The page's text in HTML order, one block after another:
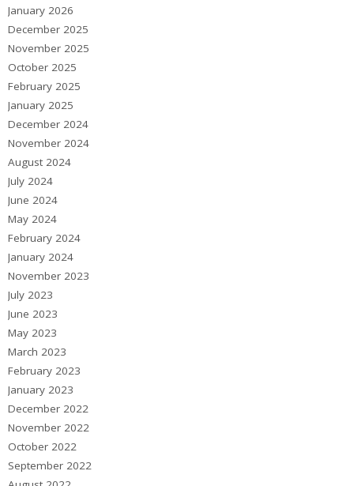
January 2026
December 2025
November 2025
October 2025
February 2025
January 2025
December 2024
November 2024
August 2024
July 2024
June 2024
May 2024
February 2024
January 2024
November 2023
July 2023
June 2023
May 2023
March 2023
February 2023
January 2023
December 2022
November 2022
October 2022
September 2022